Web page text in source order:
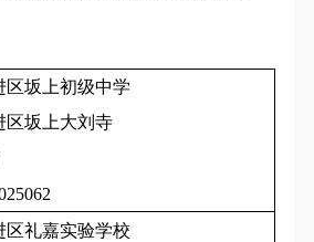
区坂上初级中学
区坂上大刘寺
区礼嘉实验学校